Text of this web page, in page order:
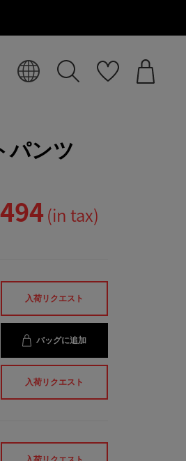
パンツ
(in tax)
入荷リクエスト
バッグに追加
入荷リクエスト